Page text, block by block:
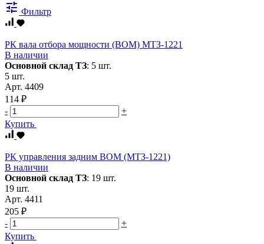
tune Фильтр
РК вала отбора мощности (ВОМ) МТЗ-1221
В наличии
Основной склад ТЗ: 5 шт.
5 шт.
Арт. 4409
114 ₽
-
+
Купить
РК управления задним ВОМ (МТЗ-1221)
В наличии
Основной склад ТЗ: 19 шт.
19 шт.
Арт. 4411
205 ₽
-
+
Купить